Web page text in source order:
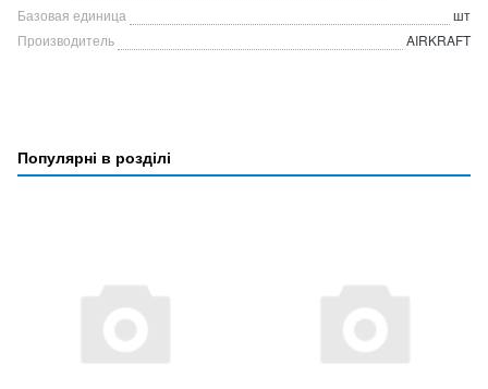
Базовая единица
шт
Производитель
AIRKRAFT
Популярні в розділі